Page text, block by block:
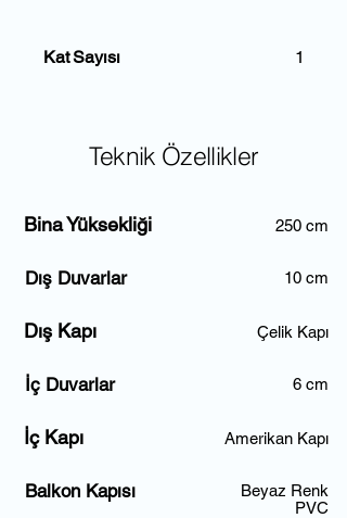
Kat Sayısı 1
Teknik Özellikler
Bina Yüksekliği
Dış Duvarlar
250 cm
10 cm
Dış Kapı
İç Duvarlar
Çelik Kapı
6 cm
İç Kapı
Balkon Kapısı
Amerikan Kapı
Beyaz Renk
PVC